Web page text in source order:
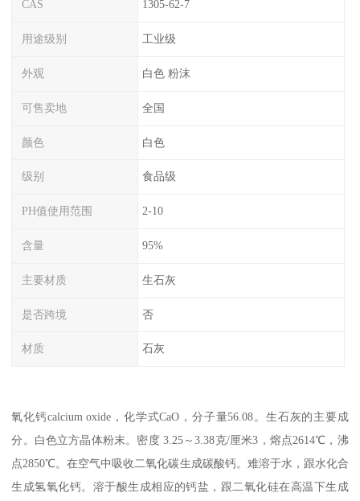
CAS 1305-62-7
用途级别 工业级
外观 白色 粉沫
可售卖地 全国
颜色 白色
级别 食品级
PH值使用范围 2-10
含量 95%
主要材质 生石灰
是否跨境 否
材质 石灰
氧化钙calcium oxide，化学式CaO，分子量56.08。生石灰的主要成
分。白色立方晶体粉末。密度 3.25～3.38克/厘米3，熔点2614℃，沸
点2850℃。在空气中吸收二氧化碳生成碳酸钙。难溶于水，跟水化合
生成氢氧化钙。溶于酸生成相应的钙盐，跟二氧化硅在高温下生成